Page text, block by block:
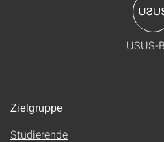
USUS-
Zielgruppe
Studierende